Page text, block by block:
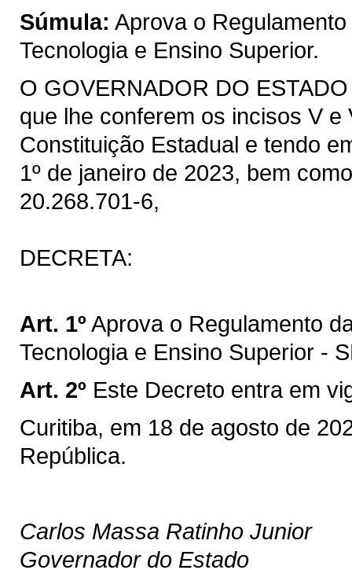
Súmula: Aprova o
Tecnologia e Ensino Superior.
O GOVERNADOR DO
que lhe conferem os incisos V
Constituição Estadual e tendo
1º de janeiro de 2023, bem
20.268.701-6,
DECRETA:
Art. 1º Aprova o Regulamento
Tecnologia e Ensino Superior -
Art. 2º Este Decreto entra em
Curitiba, em 18 de agosto de
República.
Carlos Massa Ratinho Junior
Governador do Estado